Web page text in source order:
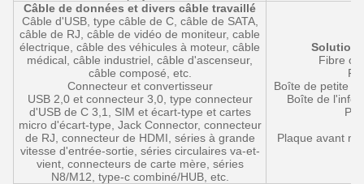
Câble de données et divers câble travaillé
Câble d'USB, type câble de C, câble de SATA,
câble de RJ, câble de vidéo de moniteur, cable
électrique, câble des véhicules à moteur, câble
médical, câble industriel, câble d'ascenseur,
câble composé, etc.
Connecteur et convertisseur
USB 2,0 et connecteur 3,0, type connecteur
d'USB de C 3,1, SIM et écart-type et cartes
micro d'écart-type, Jack Connector, connecteur
de RJ, connecteur de HDMI, séries à grande
vitesse d'entrée-sortie, séries circulaires va-et-
vient, connecteurs de carte mère, séries
N8/M12, type-c combiné/HUB, etc.
Fibre
Boîte de petite
Boîte de
Plaque avant